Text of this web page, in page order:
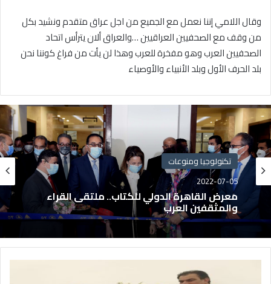
وقال اللامي إننا نعمل مع الجميع من اجل عراق متقدم ونشيد بكل
من وقف مع الصحفيين العراقيين …والعراق ألان يترأس اتحاد
الصحفيين العرب وهو مفخرة للعرب وهذا لن يأت من فراغ كوننا نحن
بلد الحرف الأول وبلد الأنبياء والأوصياء
تكنولوجيا ومنوعات
2022-07-05
معرض القاهرة الدولي للكتاب.. ملتقى القراء
والمثقفين العرب